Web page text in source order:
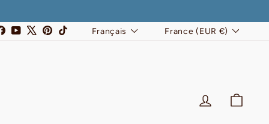
FacebookYouTubePinterest
TikTok LANGUE
Français DEVISE
France (EUR €)
SE